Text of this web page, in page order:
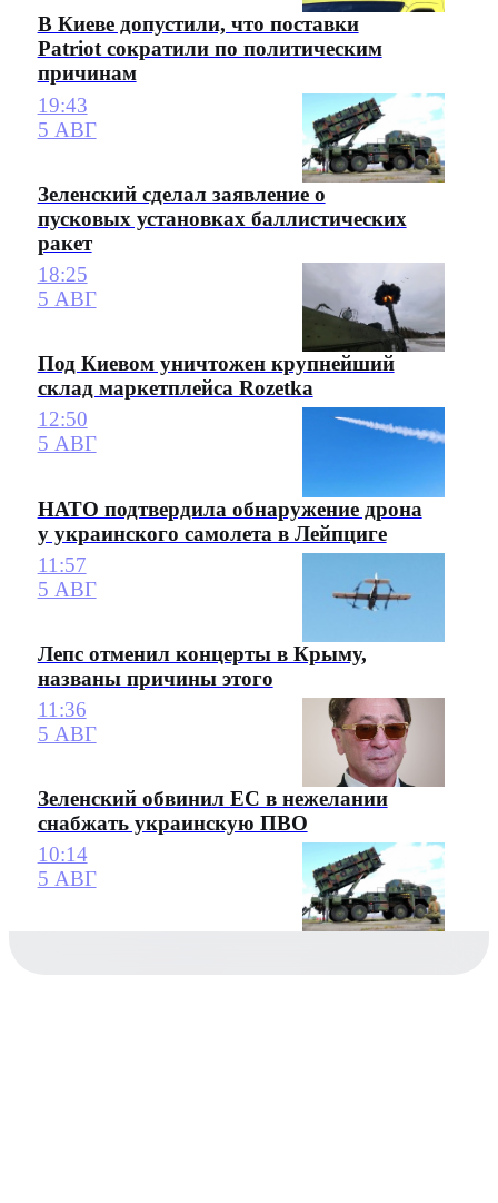
В Киеве допустили, что поставки
Patriot сократили по политическим
причинам
19:43
5 АВГ
Зеленский сделал заявление о
пусковых установках баллистических
ракет
18:25
5 АВГ
Под Киевом уничтожен крупнейший
склад маркетплейса Rozetka
12:50
5 АВГ
НАТО подтвердила обнаружение дрона
у украинского самолета в Лейпциге
11:57
5 АВГ
Лепс отменил концерты в Крыму,
названы причины этого
11:36
5 АВГ
Зеленский обвинил ЕС в нежелании
снабжать украинскую ПВО
10:14
5 АВГ